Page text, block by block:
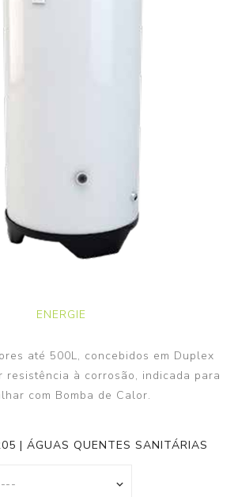
ENERGIE
até 500L, concebidos em Duplex
resistência à corrosão, indicada para
com Bomba de Calor.
| ÁGUAS QUENTES SANITÁRIAS